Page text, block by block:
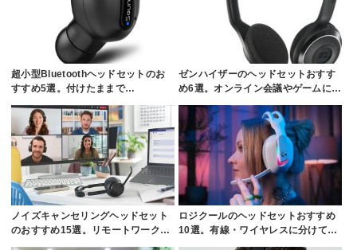
超小型Bluetoothヘッドセットのお
すすめ5選。付けたままで…
ゼンハイザーのヘッドセットおすす
め6選。オンライン会議やゲームに…
ノイズキャンセリングヘッドセット
のおすすめ15選。リモートワーク…
ロジクールのヘッドセットおすすめ
10選。有線・ワイヤレスに分けて…